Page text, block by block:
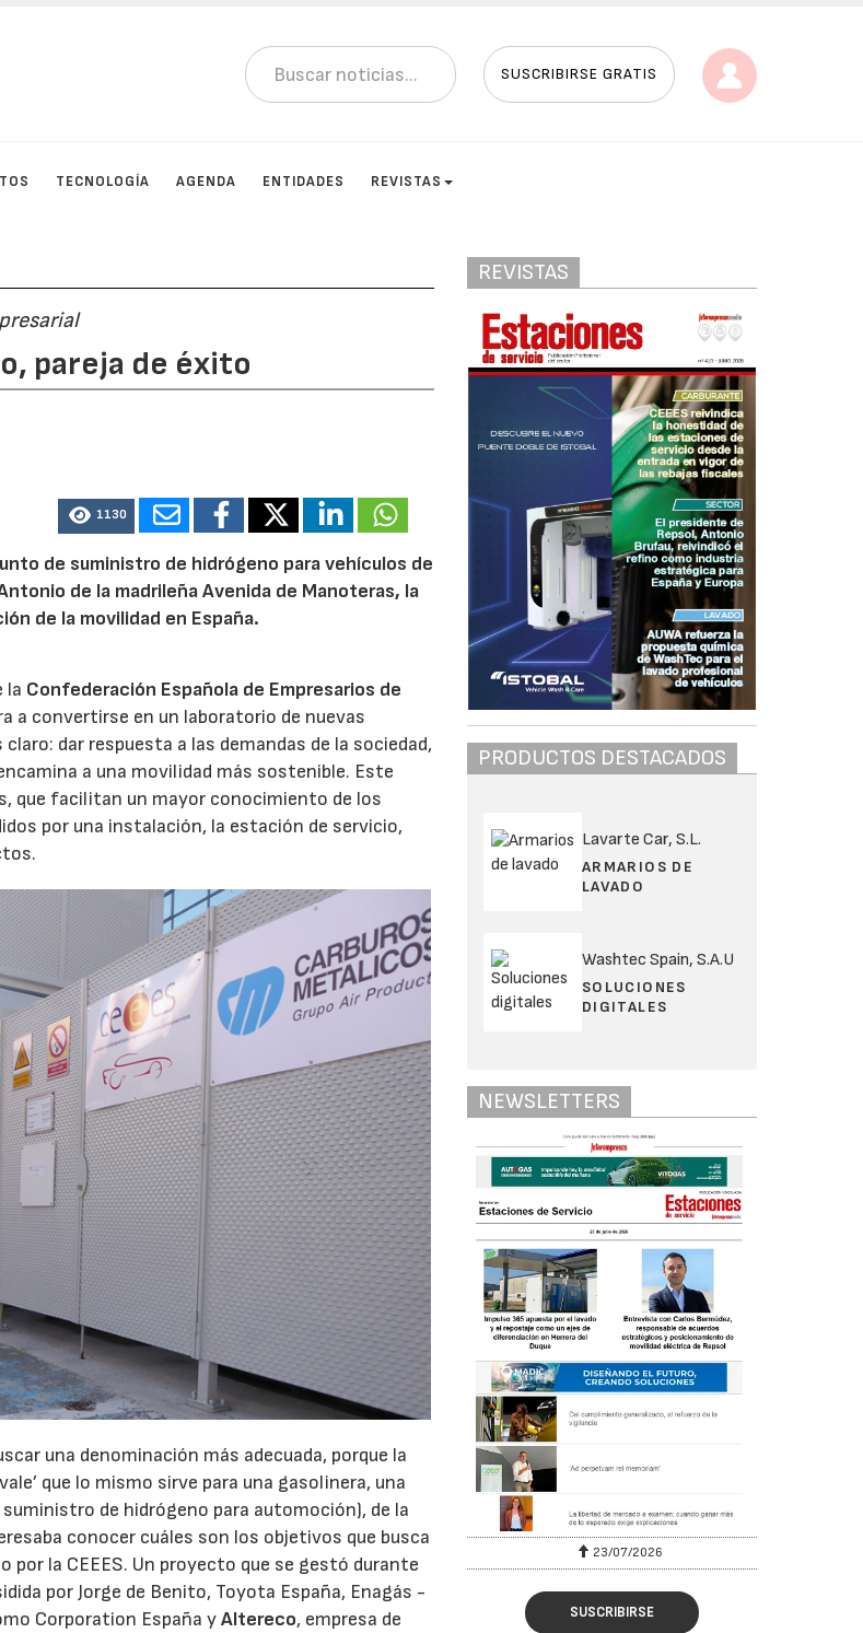
SUSCRIBIRSE GRATIS
TECNOLOGÍA AGENDA ENTIDADES REVISTAS
pareja de éxito
1130
de suministro de hidrógeno para vehículos de
de la madrileña Avenida de Manoteras, la
de la movilidad en España.
la Confederación Española de Empresarios de
a convertirse en un laboratorio de nuevas
dar respuesta a las demandas de la sociedad,
a una movilidad más sostenible. Este
que facilitan un mayor conocimiento de los
por una instalación, la estación de servicio,
una denominación más adecuada, porque la
que lo mismo sirve para una gasolinera, una
de hidrógeno para automoción), de la
conocer cuáles son los objetivos que busca
por la CEEES. Un proyecto que se gestó durante
por Jorge de Benito, Toyota España, Enagás -
Corporation España yAltereco, empresa de
REVISTAS
PRODUCTOS DESTACADOS
Lavarte Car, S.L.
ARMARIOS DE
LAVADO
Washtec Spain, S.A.U
SOLUCIONES
DIGITALES
NEWSLETTERS
23/07/2026
SUSCRIBIRSE